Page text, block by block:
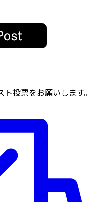
投票をお願いします。